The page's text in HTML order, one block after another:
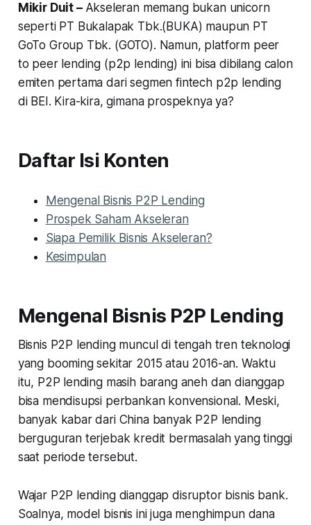
Mikir Duit – Akseleran memang bukan unicorn
seperti PT Bukalapak Tbk.(BUKA) maupun PT
GoTo Group Tbk. (GOTO). Namun, platform peer
to peer lending (p2p lending) ini bisa dibilang calon
emiten pertama dari segmen fintech p2p lending
di BEI. Kira-kira, gimana prospeknya ya?
Daftar Isi Konten
Mengenal Bisnis P2P Lending
Prospek Saham Akseleran
Siapa Pemilik Bisnis Akseleran?
Kesimpulan
Mengenal Bisnis P2P Lending
Bisnis P2P lending muncul di tengah tren teknologi
yang booming sekitar 2015 atau 2016-an. Waktu
itu, P2P lending masih barang aneh dan dianggap
bisa mendisupsi perbankan konvensional. Meski,
banyak kabar dari China banyak P2P lending
berguguran terjebak kredit bermasalah yang tinggi
saat periode tersebut.
Wajar P2P lending dianggap disruptor bisnis bank.
Soalnya, model bisnis ini juga menghimpun dana